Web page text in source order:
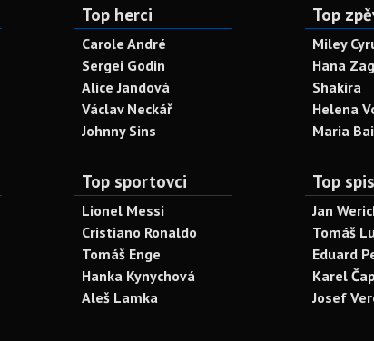
Top herci
Carole André
Sergei Godin
Alice Jandová
Václav Neckář
Johnny Sins
Top
Miley
Hana
Shakira
Helena
Maria
Top sportovci
Lionel Messi
Cristiano Ronaldo
Tomáš Enge
Hanka Kynychová
Aleš Lamka
Top
Jan
Tomáš
Eduard
Karel
Josef